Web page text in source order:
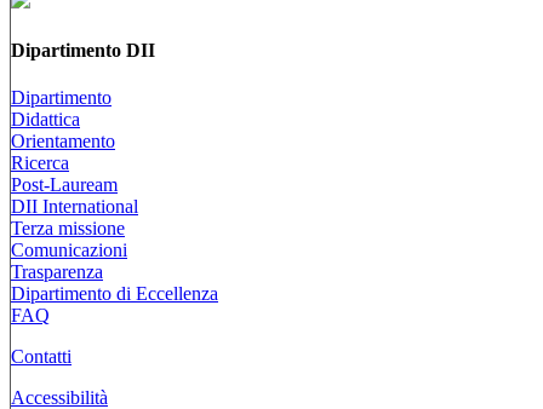
Dipartimento DII
Dipartimento
Didattica
Orientamento
Ricerca
Post-Lauream
DII International
Terza missione
Comunicazioni
Trasparenza
Dipartimento di Eccellenza
FAQ
Contatti
Accessibilità